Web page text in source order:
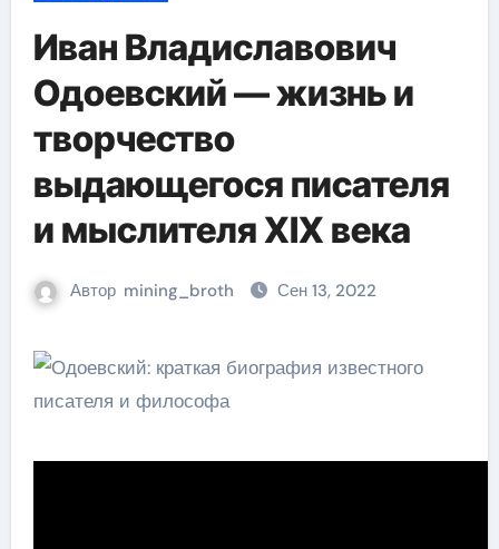
Иван Владиславович
Одоевский — жизнь и
творчество
выдающегося писателя
и мыслителя XIX века
Автор mining_broth Сен 13, 2022